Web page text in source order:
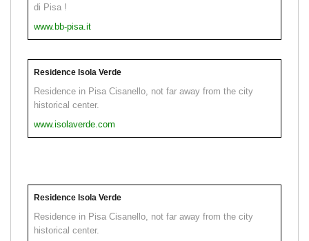
di Pisa !
www.bb-pisa.it
Residence Isola Verde
Residence in Pisa Cisanello, not far away from the city
historical center.
www.isolaverde.com
Residence Isola Verde
Residence in Pisa Cisanello, not far away from the city
historical center.